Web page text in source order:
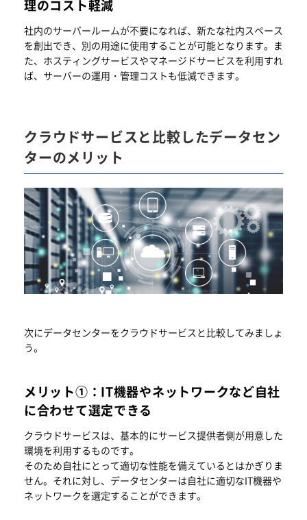
理のコスト軽減
社内のサーバールームが不要になれば、新たな社内スペース
を創出でき、別の用途に使用することが可能となります。ま
た、ホスティングサービスやマネージドサービスを利用すれ
ば、サーバーの運用・管理コストも低減できます。
クラウドサービスと比較したデータセン
ターのメリット
次にデータセンターをクラウドサービスと比較してみましょ
う。
メリット①：IT機器やネットワークなど自社
に合わせて選定できる
クラウドサービスは、基本的にサービス提供者側が用意した
環境を利用するものです。
そのため自社にとって適切な性能を備えているとはかぎりま
せん。それに対し、データセンターは自社に適切なIT機器や
ネットワークを選定することができます。